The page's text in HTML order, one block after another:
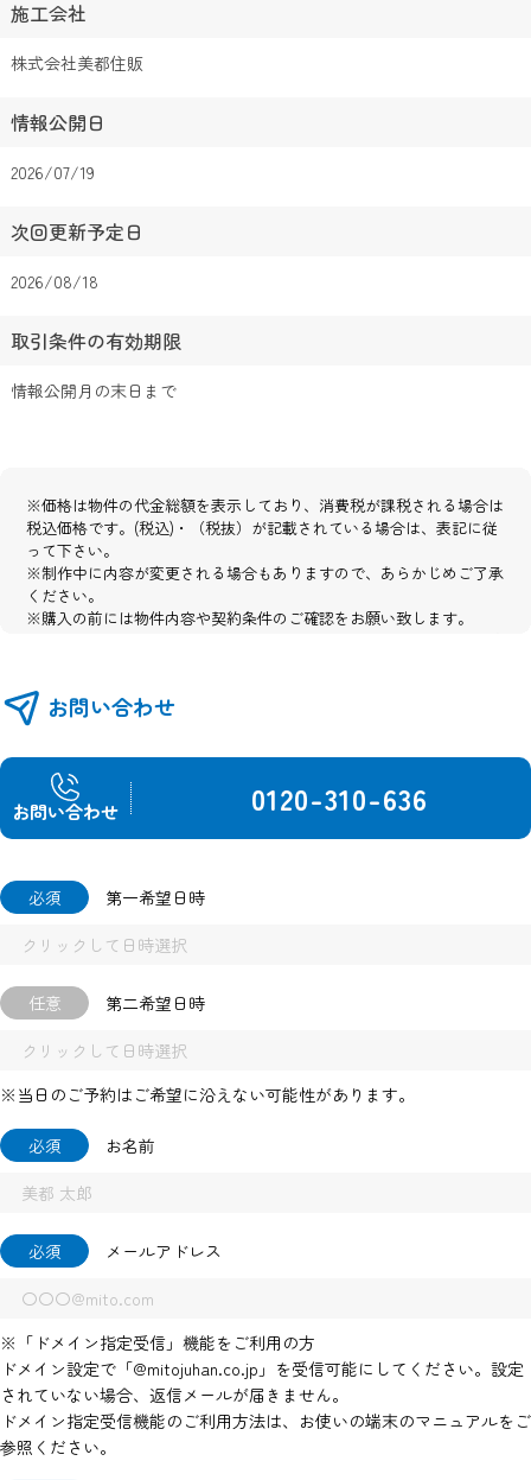
施工会社
株式会社美都住販
情報公開日
2026/07/19
次回更新予定日
2026/08/18
取引条件の有効期限
情報公開月の末日まで
※価格は物件の代金総額を表示しており、消費税が課税される場合は
税込価格です。(税込)・（税抜）が記載されている場合は、表記に従
って下さい。
※制作中に内容が変更される場合もありますので、あらかじめご了承
ください。
※購入の前には物件内容や契約条件のご確認をお願い致します。
※図面と現況が異なる場合は現況優先とさせて頂きます。
お問い合わせ
お問い合わせ 0120-310-636
必須 第一希望日時
任意 第二希望日時
※当日のご予約はご希望に沿えない可能性があります。
必須 お名前
必須 メールアドレス
※「ドメイン指定受信」機能をご利用の方
ドメイン設定で「@mitojuhan.co.jp」を受信可能にしてください。設定
されていない場合、返信メールが届きません。
ドメイン指定受信機能のご利用方法は、お使いの端末のマニュアルをご
参照ください。